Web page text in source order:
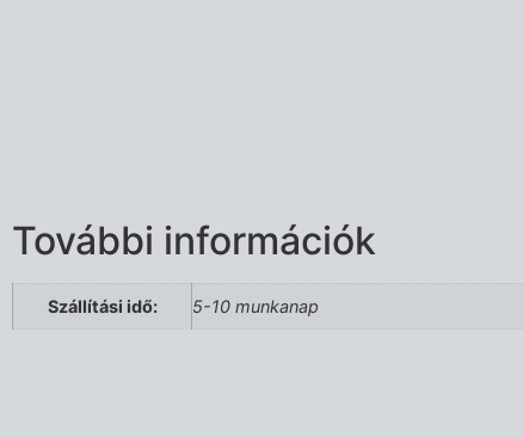
További információk
Szállítási idő: 5-10 munkanap